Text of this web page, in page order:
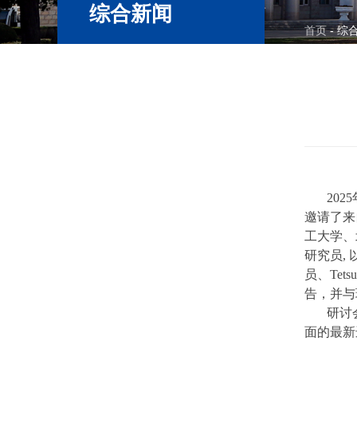
综合新闻
首页- 综
2025
邀请了
工大学
研究员,
员、
告，并
研讨
面的最